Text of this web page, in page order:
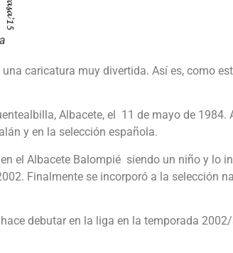
caricatura muy divertida. Así es, como
Albacete, el 11 de mayo de 1984.
y en la selección española.
el Albacete Balompié siendo un niño y lo
Finalmente se incorporó a la selección
debutar en la liga en la temporada